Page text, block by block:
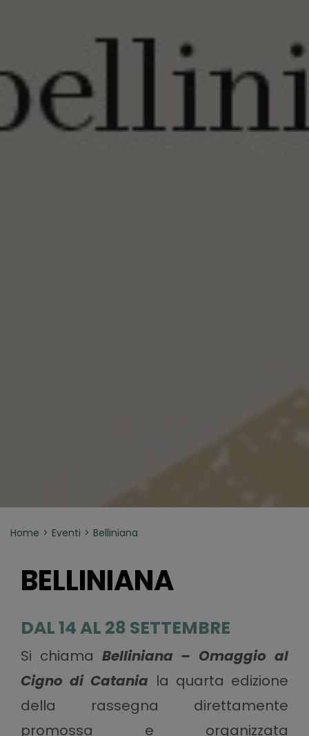
Home Eventi Belliniana
BELLINIANA
DAL 14 AL 28 SETTEMBRE
Si chiama Belliniana – Omaggio al
Cigno di Catania la quarta edizione
della rassegna direttamente
promossa e organizzata